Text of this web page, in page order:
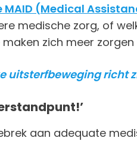
MAID (Medical
medische zorg, of
maken zich meer
uitsterfbeweging richt
aan adequate